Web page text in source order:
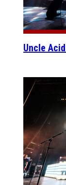
Uncle